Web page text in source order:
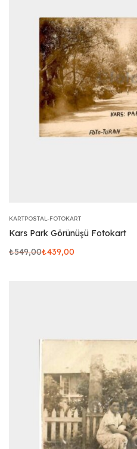
KARTPOSTAL-FOTOKART
Kars Park Görünüşü Fotokart
₺549,00₺439,00